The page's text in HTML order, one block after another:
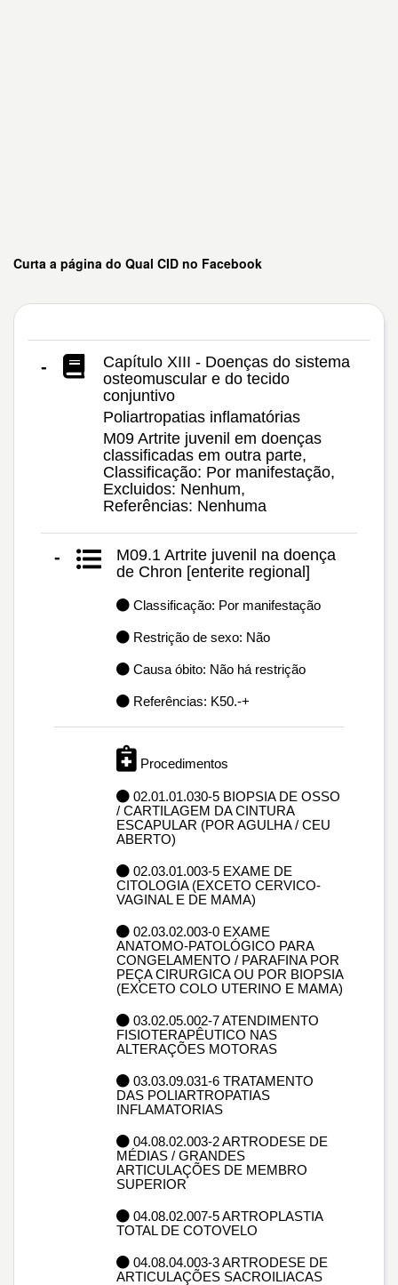
Curta a página do Qual CID no Facebook
-
Capítulo XIII - Doenças do sistema
osteomuscular e do tecido
conjuntivo
Poliartropatias inflamatórias
M09 Artrite juvenil em doenças
classificadas em outra parte,
Classificação: Por manifestação,
Excluidos: Nenhum,
Referências: Nenhuma
-
M09.1 Artrite juvenil na doença
de Chron [enterite regional]
Classificação: Por manifestação
Restrição de sexo: Não
Causa óbito: Não há restrição
Referências: K50.-+
Procedimentos
02.01.01.030-5 BIOPSIA DE OSSO
/ CARTILAGEM DA CINTURA
ESCAPULAR (POR AGULHA / CEU
ABERTO)
02.03.01.003-5 EXAME DE
CITOLOGIA (EXCETO CERVICO-
VAGINAL E DE MAMA)
02.03.02.003-0 EXAME
ANATOMO-PATOLÓGICO PARA
CONGELAMENTO / PARAFINA POR
PEÇA CIRURGICA OU POR BIOPSIA
(EXCETO COLO UTERINO E MAMA)
03.02.05.002-7 ATENDIMENTO
FISIOTERAPÊUTICO NAS
ALTERAÇÕES MOTORAS
03.03.09.031-6 TRATAMENTO
DAS POLIARTROPATIAS
INFLAMATORIAS
04.08.02.003-2 ARTRODESE DE
MÉDIAS / GRANDES
ARTICULAÇÕES DE MEMBRO
SUPERIOR
04.08.02.007-5 ARTROPLASTIA
TOTAL DE COTOVELO
04.08.04.003-3 ARTRODESE DE
ARTICULAÇÕES SACROILIACAS